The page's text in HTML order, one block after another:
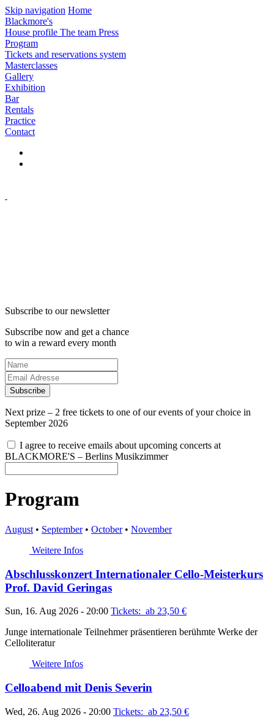
Skip navigation Home
Blackmore's
House profile The team Press
Program
Tickets and reservations system
Masterclasses
Gallery
Exhibition
Bar
Rentals
Practice
Contact
Subscribe to our newsletter
Subscribe now and get a chance
to win a reward every month
Subscribe
Next prize – 2 free tickets to one of our events of your choice in
September 2026
I agree to receive emails about upcoming concerts at
BLACKMORE'S – Berlins Musikzimmer
Program
August • September• October• November
Weitere Infos
Abschlusskonzert Internationaler Cello-Meisterkurs
Prof. David Geringas
Sun, 16. Aug 2026 - 20:00 Tickets: ab 23,50 €
Junge internationale Teilnehmer präsentieren berühmte Werke der
Celloliteratur
Weitere Infos
Celloabend mit Denis Severin
Wed, 26. Aug 2026 - 20:00 Tickets: ab 23,50 €